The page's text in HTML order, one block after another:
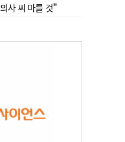
사 씨 마를 것"